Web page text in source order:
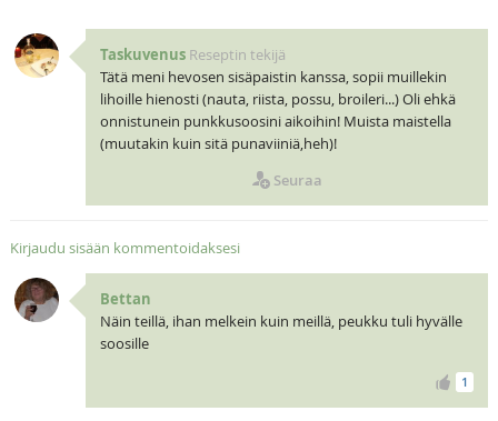
Taskuvenus Reseptin tekijä
Tätä meni hevosen sisäpaistin kanssa, sopii muillekin
lihoille hienosti (nauta, riista, possu, broileri...) Oli ehkä
onnistunein punkkusoosini aikoihin! Muista maistella
(muutakin kuin sitä punaviiniä,heh)!
Seuraa
Kirjaudu sisään kommentoidaksesi
Bettan
Näin teillä, ihan melkein kuin meillä, peukku tuli hyvälle
soosille
1